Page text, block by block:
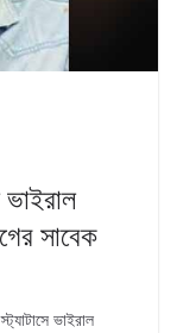
সাবেক
ভাইরাল